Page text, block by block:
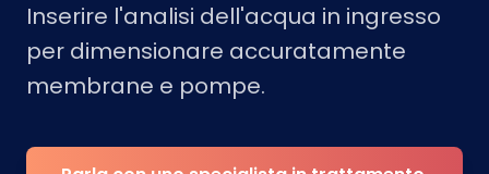
Inserire l'analisi dell'acqua in ingresso
per dimensionare accuratamente
membrane e pompe.